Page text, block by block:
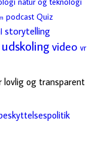
podcast Quiz
storytelling
udskoling video vr
lovlig og transparent